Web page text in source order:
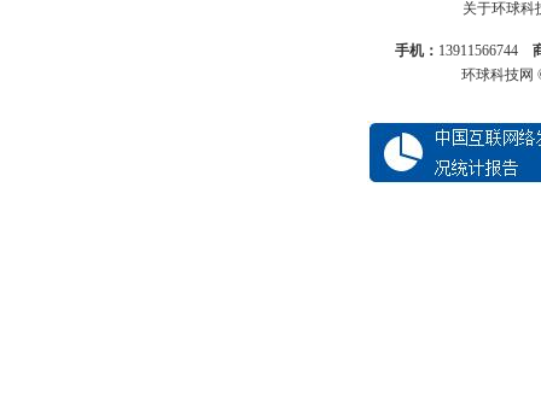
关于环球科
手机： 13911566744
环球科技网